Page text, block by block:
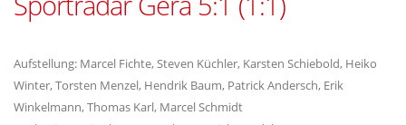
Aufstellung: Marcel Fichte, Steven Küchler, Karsten Schiebold, Heiko
Winter, Torsten Menzel, Hendrik Baum, Patrick Andersch, Erik
Winkelmann, Thomas Karl, Marcel Schmidt